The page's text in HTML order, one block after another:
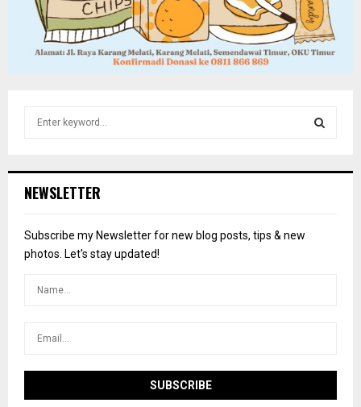
h
o
r
NEWSLETTER
Subscribe my Newsletter for new blog posts, tips & new
photos. Let's stay updated!